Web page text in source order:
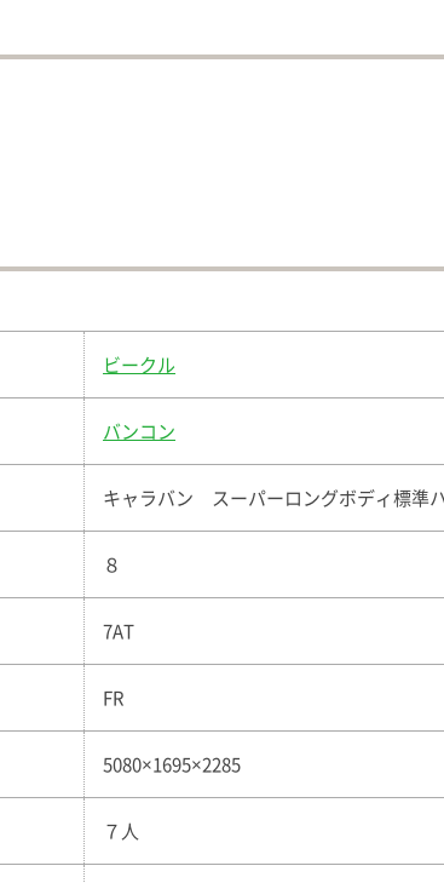
ビークル
バンコン
キャラバン スーパーロングボディ標準
８
7AT
FR
5080×1695×2285
７人